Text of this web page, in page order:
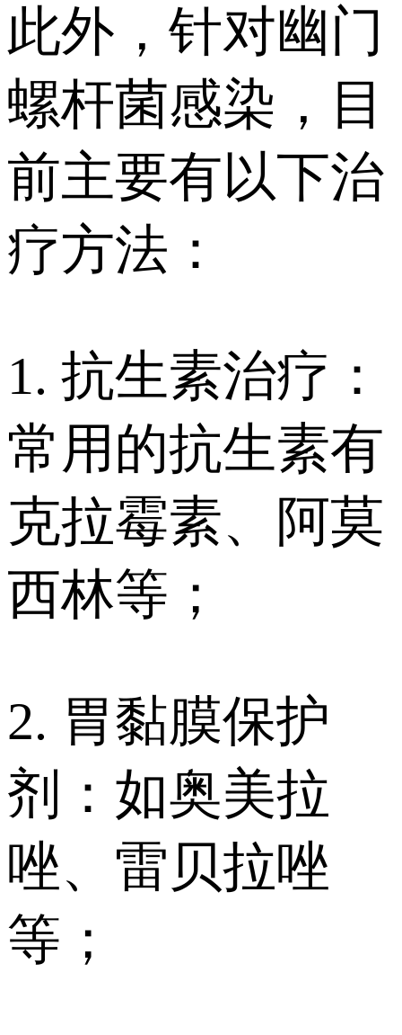
此外，针对幽门
螺杆菌感染，目
前主要有以下治
疗方法：
1. 抗生素治疗：
常用的抗生素有
克拉霉素、阿莫
西林等；
2. 胃黏膜保护
剂：如奥美拉
唑、雷贝拉唑
等；